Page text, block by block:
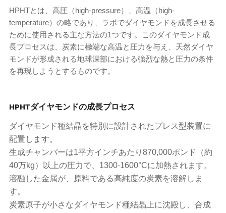
HPHTとは、高圧（high-pressure）、高温（high-
temperature）の略であり、ラボでダイヤモンドを成長させる
ために使用される主な方法の1つです。このダイヤモンド成
長プロセスは、炭素に極端な高温と圧力を与え、天然ダイヤ
モンドが形成される地球深部における強烈な熱と圧力の条件
を再現しようとするものです。
HPHTダイヤモンドの成長プロセス
ダイヤモンド種結晶を特別に設計されたプレス型装置に
配置します。
生成チャンバーは1平方インチあたり870,000ポンド（約
40万kg）以上の圧力で、1300-1600°Cに加熱されます。
溶融した金属が、原料である高純度の炭素を溶解しま
す。
炭素原子が小さなダイヤモンド種結晶上に沈殿し、合成